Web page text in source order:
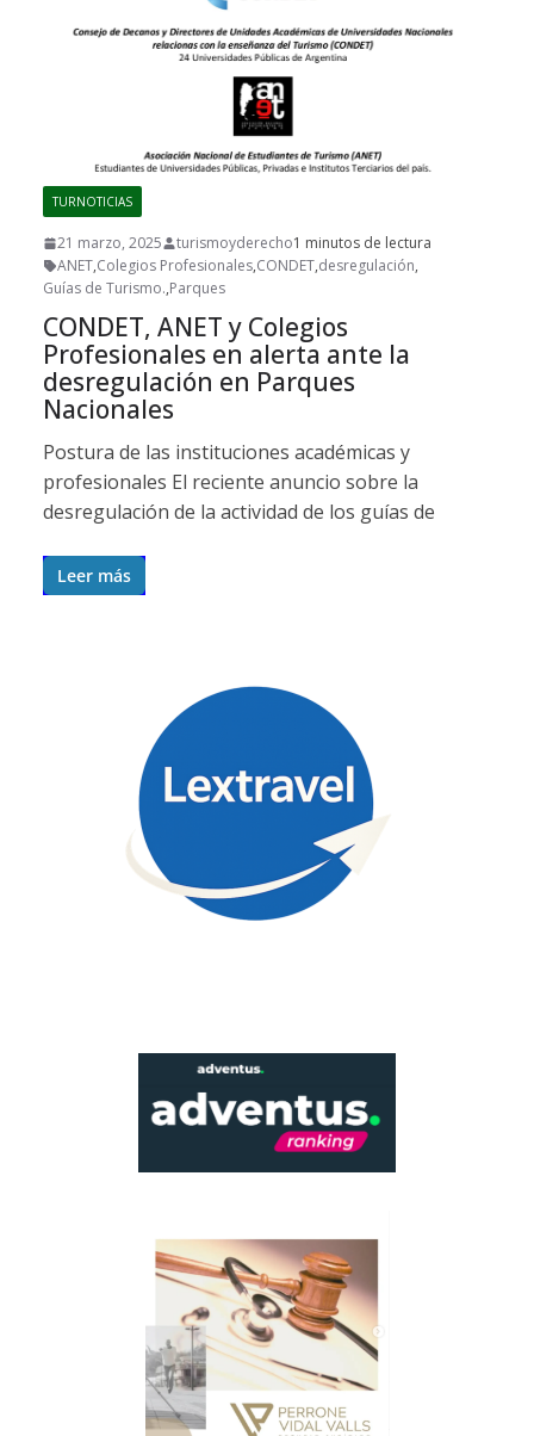
TURNOTICIAS
21 marzo, 2025 turismoyderecho1 minutos de lectura
ANET,Colegios Profesionales,CONDET,desregulación,
Guías de Turismo.,Parques
CONDET, ANET y Colegios
Profesionales en alerta ante la
desregulación en Parques
Nacionales
Postura de las instituciones académicas y
profesionales El reciente anuncio sobre la
desregulación de la actividad de los guías de
Leer más